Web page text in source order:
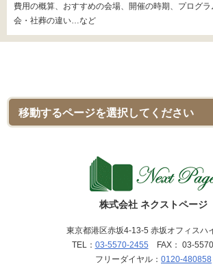
費用の概算、おすすめの会場、開催の時期、プログ
会・社葬の違い…など
株式会社 ネクストページ
東京都港区赤坂4-13-5 赤坂オフィスハ
TEL： 03-5570-2455 FAX： 03-
フリーダイヤル： 0120-480858